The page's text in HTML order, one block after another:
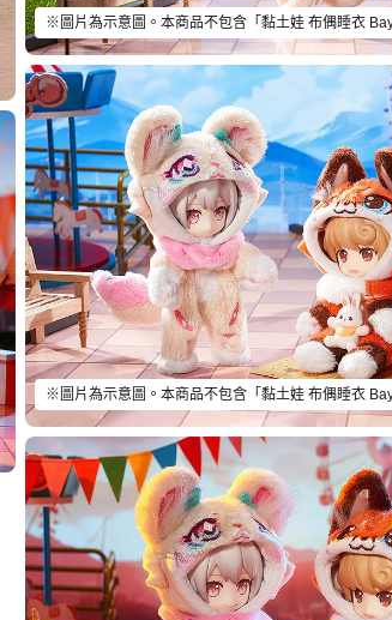
※圖片為示意圖。本商品不包含「黏土娃 布偶睡衣
※圖片為示意圖。本商品不包含「黏土娃 布偶睡衣